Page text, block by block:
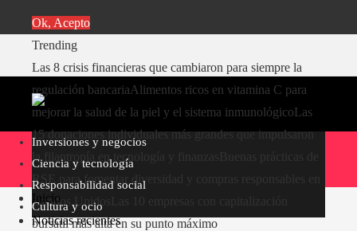
Ok, Acepto
Trending
Las 8 crisis financieras que cambiaron para siempre la
regulación bancariaAlimentos ricos en vitamina C para
mejorar la salud de la piel y el sistema inmunológicoLas
15 donaciones individuales más grandes que impulsaron
la filantropía en tecnología y finanzas
RSE para fomentar diversidad y compras responsables en
Estados Unidos
bursátil más alta en su punto máximo
Inversiones y negocios
Ciencia y tecnología
Responsabilidad social
Cultura y ocio
Inicio
Noticias recientes